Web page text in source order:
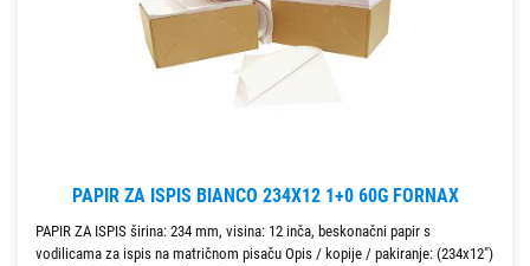
PAPIR ZA ISPIS BIANCO 234X12 1+0 60G FORNAX
PAPIR ZA ISPIS širina: 234 mm, visina: 12 inča, beskonačni papir s
vodilicama za ispis na matričnom pisaču Opis / kopije / pakiranje: (234x12")